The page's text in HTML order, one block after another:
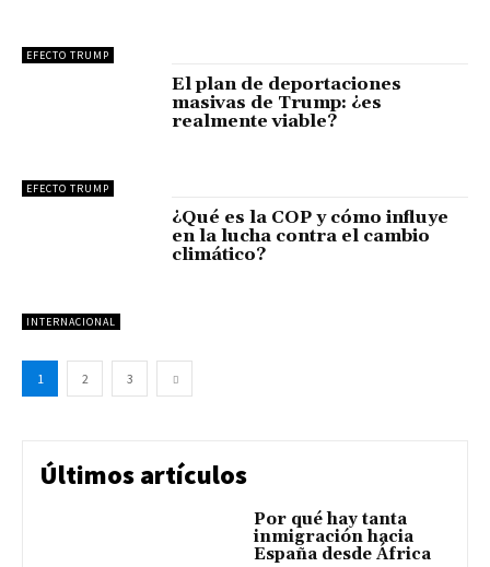
EFECTO TRUMP
EFECTO TRUMP
El plan de deportaciones
masivas de Trump: ¿es
realmente viable?
INTERNACIONAL
¿Qué es la COP y cómo influye
en la lucha contra el cambio
climático?
1 2 3
Últimos artículos
Por qué hay tanta
inmigración hacia
España desde África